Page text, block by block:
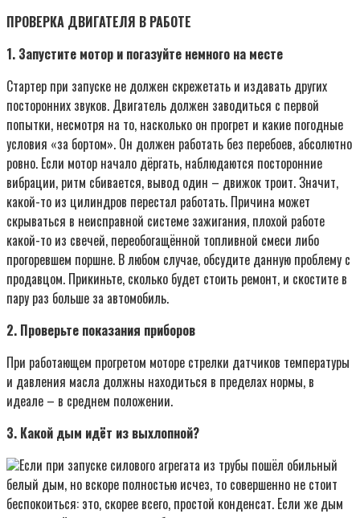
ПРОВЕРКА ДВИГАТЕЛЯ В РАБОТЕ
1. Запустите мотор и погазуйте немного на месте
Стартер при запуске не должен скрежетать и издавать других
посторонних звуков. Двигатель должен заводиться с первой
попытки, несмотря на то, насколько он прогрет и какие погодные
условия «за бортом». Он должен работать без перебоев, абсолютно
ровно. Если мотор начало дёргать, наблюдаются посторонние
вибрации, ритм сбивается, вывод один – движок троит. Значит,
какой-то из цилиндров перестал работать. Причина может
скрываться в неисправной системе зажигания, плохой работе
какой-то из свечей, переобогащённой топливной смеси либо
прогоревшем поршне. В любом случае, обсудите данную проблему с
продавцом. Прикиньте, сколько будет стоить ремонт, и скостите в
пару раз больше за автомобиль.
2. Проверьте показания приборов
При работающем прогретом моторе стрелки датчиков температуры
и давления масла должны находиться в пределах нормы, в
идеале – в среднем положении.
3. Какой дым идёт из выхлопной?
Если при запуске силового агрегата из трубы пошёл обильный
белый дым, но вскоре полностью исчез, то совершенно не стоит
беспокоиться: это, скорее всего, простой конденсат. Если же дым